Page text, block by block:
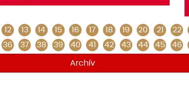
12 13 14 15 16 17 18 19 20 21 22
36 37 38 39 40 41 42 43 44 45 46
Archív